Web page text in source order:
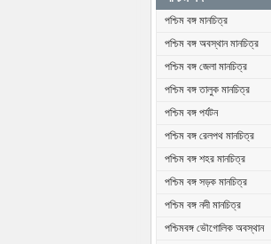
পশ্চিম বঙ্গ মানচিত্র
পশ্চিম বঙ্গ অবস্থান মানচিত্র
পশ্চিম বঙ্গ জেলা মানচিত্র
পশ্চিম বঙ্গ তালুক মানচিত্র
পশ্চিম বঙ্গ পর্যটন
পশ্চিম বঙ্গ রেলপথ মানচিত্র
পশ্চিম বঙ্গ শহর মানচিত্র
পশ্চিম বঙ্গ সড়ক মানচিত্র
পশ্চিম বঙ্গ নদী মানচিত্র
পশ্চিমবঙ্গ ভৌগোলিক অবস্থান